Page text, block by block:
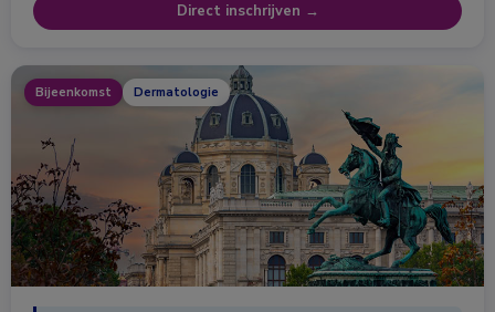
Direct inschrijven →
Bijeenkomst Dermatologie